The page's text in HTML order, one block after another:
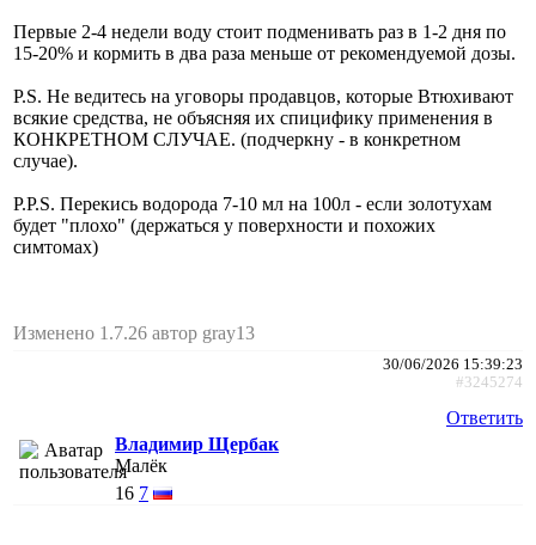
Первые 2-4 недели воду стоит подменивать раз в 1-2 дня по
15-20% и кормить в два раза меньше от рекомендуемой дозы.
P.S. Не ведитесь на уговоры продавцов, которые Втюхивают
всякие средства, не объясняя их спицифику применения в
КОНКРЕТНОМ СЛУЧАЕ. (подчеркну - в конкретном
случае).
P.P.S. Перекись водорода 7-10 мл на 100л - если золотухам
будет "плохо" (держаться у поверхности и похожих
симтомах)
Изменено 1.7.26 автор gray13
30/06/2026 15:39:23
#3245274
Ответить
Владимир Щербак
Малёк
16 7